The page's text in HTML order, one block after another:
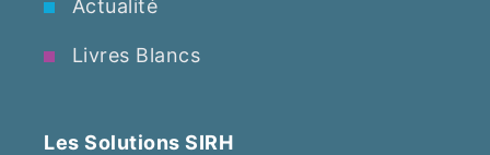
Actualité
Livres Blancs
Les Solutions SIRH